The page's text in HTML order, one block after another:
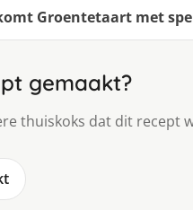
Groentetaart met
gemaakt?
thuiskoks dat dit recept